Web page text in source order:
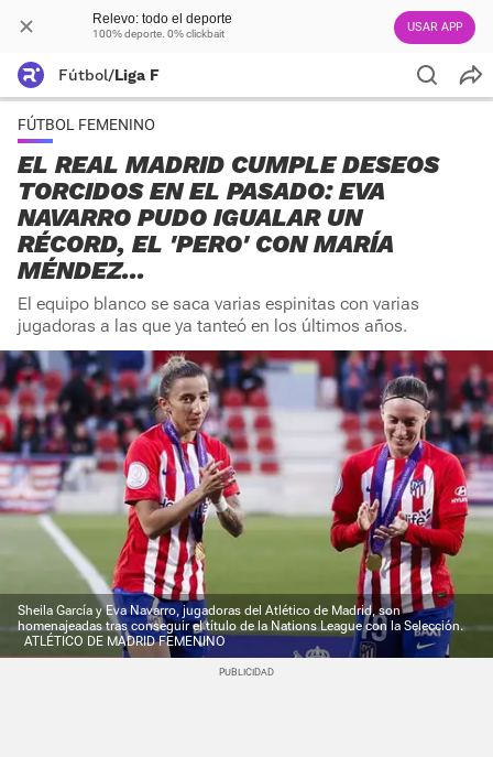
Relevo: todo el deporte
100% deporte. 0% clickbait USAR APP
Fútbol/Liga F
FÚTBOL FEMENINO
EL REAL MADRID CUMPLE DESEOS
TORCIDOS EN EL PASADO: EVA
NAVARRO PUDO IGUALAR UN
RÉCORD, EL 'PERO' CON MARÍA
MÉNDEZ...
El equipo blanco se saca varias espinitas con varias
jugadoras a las que ya tanteó en los últimos años.
Sheila García y Eva Navarro, jugadoras del Atlético de Madrid, son
homenajeadas tras conseguir el título de la Nations League con la Selección.
ATLÉTICO DE MADRID FEMENINO